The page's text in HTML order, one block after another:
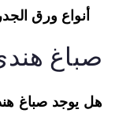
أنواع ورق
هندي
يوجد صباغ هندي